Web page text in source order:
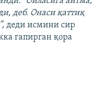
деб. Онаси қаттиқ
деди исмини сир
гапирган қора